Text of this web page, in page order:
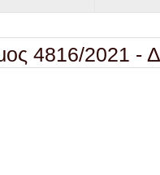
2021 -